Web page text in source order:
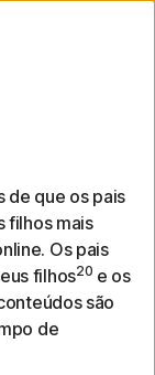
de que os pais
filhos mais
Os pais
filhos20 e os
são
de